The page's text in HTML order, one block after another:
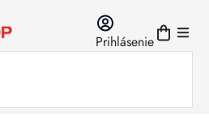
Prihlásenie